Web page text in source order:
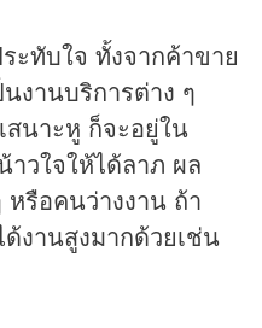
ะทับใจ ทั้งจากค้าขาย
งานบริการต่าง ๆ
สนาะหู ก็จะอยู่ใน
วใจให้ได้ลาภ ผล
หรือคนว่างงาน ถ้า
งานสูงมากด้วยเช่น